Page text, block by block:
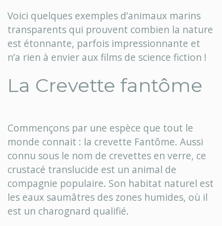
Voici quelques exemples d’animaux marins
transparents qui prouvent combien la nature
est étonnante, parfois impressionnante et
n’a rien à envier aux films de science fiction !
La Crevette fantôme
Commençons par une espèce que tout le
monde connait : la crevette Fantôme. Aussi
connu sous le nom de crevettes en verre, ce
crustacé translucide est un animal de
compagnie populaire. Son habitat naturel est
les eaux saumâtres des zones humides, où il
est un charognard qualifié.